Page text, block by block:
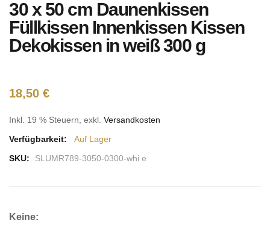
Anfang
der
Bildgalerie
springen
30 x 50 cm Daunenkissen
Füllkissen Innenkissen Kissen
Dekokissen in weiß 300 g
18,50 €
Inkl. 19 % Steuern exkl. Versandkosten
Verfügbarkeit:
Auf Lager
SKU:
SLUMR789-3050-0300-whi e
Keine: